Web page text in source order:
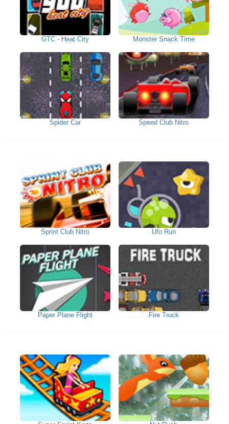
GTC - Heat City Monster Snack Time
Spider Car Speed Club Nitro
Sprint Club Nitro Ufo Run
Paper Plane Flight Fire Truck